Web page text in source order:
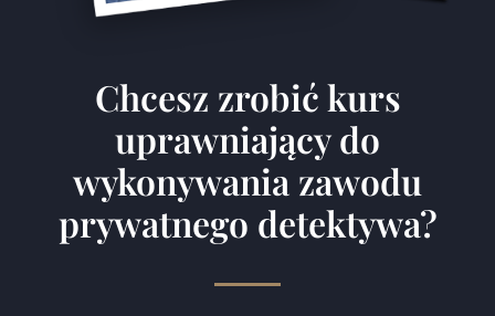
Chcesz zrobić kurs
uprawniający do
wykonywania zawodu
prywatnego detektywa?